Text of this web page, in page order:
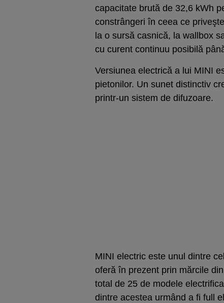
capacitate brută de 32,6 kWh
constrângeri în ceea ce
la o sursă casnică, la wallbox
cu curent continuu posibilă
Versiunea electrică a lui MINI
pietonilor. Un sunet distinctiv
printr-un sistem de difuzoare.
MINI electric este unul dintre
oferă în prezent prin mărcile
total de 25 de modele
dintre acestea urmând a fi full